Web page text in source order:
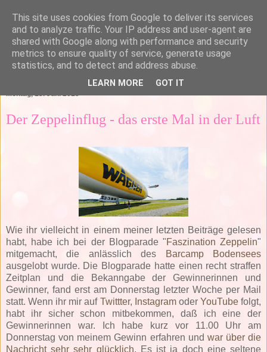
Montag, 15. Juni 2015
Der Zeppelinflug - das erste Mal in der Luft
Wie ihr vielleicht in einem meiner letzten Beiträge gelesen
habt, habe ich bei der Blogparade "Faszination Zeppelin"
mitgemacht, die anlässlich des
Barcamp Bodensees
ausgelobt wurde. Die Blogparade hatte einen recht straffen
Zeitplan und die Bekanngabe der Gewinnerinnen und
Gewinner, fand erst am Donnerstag letzter Woche per Mail
statt. Wenn ihr mir auf Twittter, Instagramoder YouTubefolgt,
habt ihr sicher schon mitbekommen, daß ich eine der
Gewinnerinnen war. Ich habe kurz vor 11.00 Uhr am
Donnerstag von meinem Gewinn erfahren und war über die
Nachricht sehr sehr glücklich. Es ist ja doch eine seltene
This site uses cookies from Google to deliver its services
and to analyze traffic. Your IP address and user-agent are
shared with Google along with performance and security
metrics to ensure quality of service, generate usage
statistics, and to detect and address abuse.
LEARN MORE GOT IT